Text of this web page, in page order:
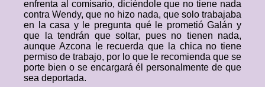
enfrenta al comisario, diciéndole que no tiene nada
contra Wendy, que no hizo nada, que solo trabajaba
en la casa y le pregunta qué le prometió Galán y
que la tendrán que soltar, pues no tienen nada,
aunque Azcona le recuerda que la chica no tiene
permiso de trabajo, por lo que le recomienda que se
porte bien o se encargará él personalmente de que
sea deportada.